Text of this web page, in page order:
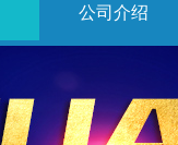
公司介绍